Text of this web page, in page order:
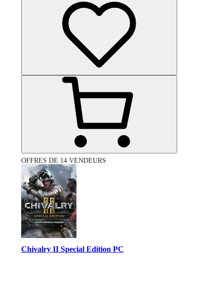
OFFRES DE 14 VENDEURS
Chivalry II Special Edition PC